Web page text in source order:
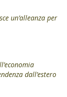
un’alleanza per
dall’estero